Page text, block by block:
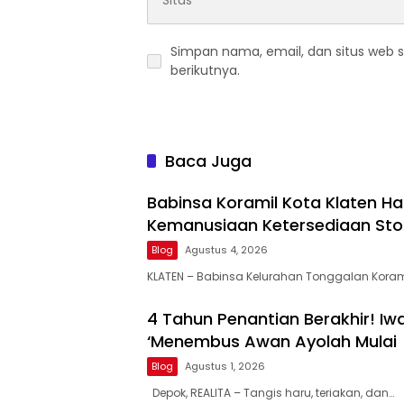
Simpan nama, email, dan situs
berikutnya.
Baca Juga
Babinsa Koramil Kota Klaten
Kemanusiaan Ketersediaan
Blog Agustus 4, 2026
KLATEN – Babinsa Kelurahan Tonggalan
4 Tahun Penantian Berakhir!
‘Menembus Awan Ayolah Mulai
Blog Agustus 1, 2026
Depok, REALITA – Tangis haru, teriakan, dan…